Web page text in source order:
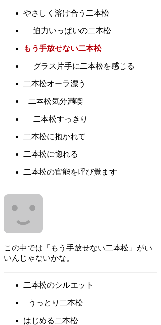
やさしく溶け合う二本松
迫力いっぱいの二本松
もう手放せない二本松
グラス片手に二本松を感じる
二本松オーラ漂う
二本松気分満喫
二本松すっきり
二本松に抱かれて
二本松に惚れる
二本松の官能を呼び覚ます
この中では「もう手放せない二本松」がい
いんじゃないかな。
二本松のシルエット
うっとり二本松
はじめる二本松